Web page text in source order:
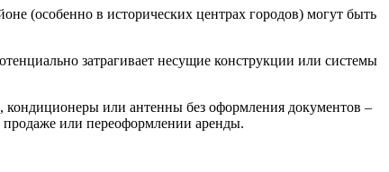
(особенно в исторических центрах городов) могут быть
затрагивает несущие конструкции или системы
кондиционеры или антенны без оформления документов –
продаже или переоформлении аренды.